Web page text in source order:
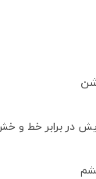
در برابر خط و